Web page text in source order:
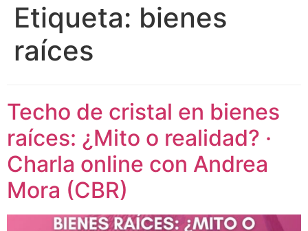
Etiqueta: bienes
raíces
Techo de cristal en bienes
raíces: ¿Mito o realidad? ·
Charla online con Andrea
Mora (CBR)